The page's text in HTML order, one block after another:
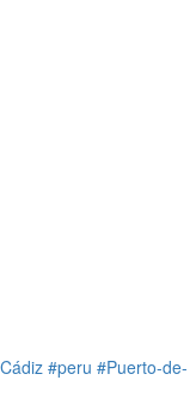
#peru #Puerto-de-